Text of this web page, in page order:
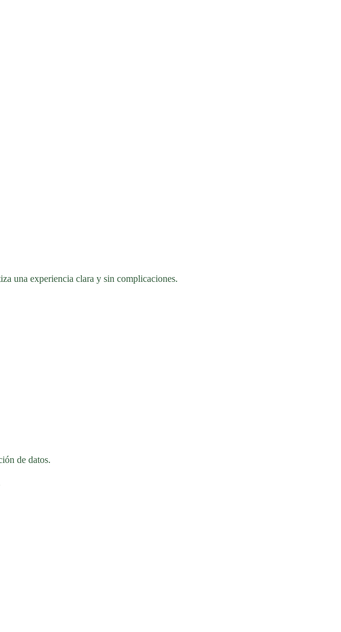
una experiencia clara y sin complicaciones.
de datos.